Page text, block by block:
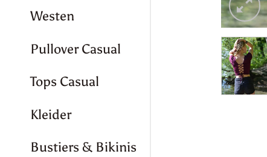
Westen
Pullover Casual
Tops Casual
Kleider
Bustiers & Bikinis